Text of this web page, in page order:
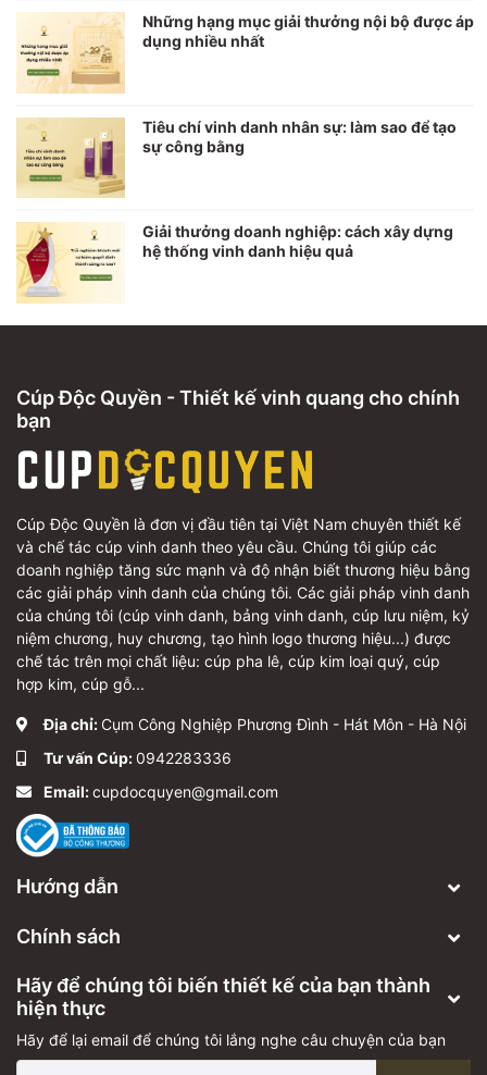
Những hạng mục giải thưởng nội bộ được áp
dụng nhiều nhất
Tiêu chí vinh danh nhân sự: làm sao để tạo
sự công bằng
Giải thưởng doanh nghiệp: cách xây dựng
hệ thống vinh danh hiệu quả
Cúp Độc Quyền - Thiết kế vinh quang cho chính
bạn
Cúp Độc Quyền là đơn vị đầu tiên tại Việt Nam chuyên thiết kế
và chế tác cúp vinh danh theo yêu cầu. Chúng tôi giúp các
doanh nghiệp tăng sức mạnh và độ nhận biết thương hiệu bằng
các giải pháp vinh danh của chúng tôi. Các giải pháp vinh danh
của chúng tôi (cúp vinh danh, bảng vinh danh, cúp lưu niệm, kỷ
niệm chương, huy chương, tạo hình logo thương hiệu...) được
chế tác trên mọi chất liệu: cúp pha lê, cúp kim loại quý, cúp
hợp kim, cúp gỗ...
Địa chỉ: Cụm Công Nghiệp Phương Đình - Hát Môn - Hà Nội
Tư vấn Cúp:0942283336
Email:cupdocquyen@gmail.com
Hướng dẫn
Chính sách
Hãy để chúng tôi biến thiết kế của bạn thành
hiện thực
Hãy để lại email để chúng tôi lắng nghe câu chuyện của bạn